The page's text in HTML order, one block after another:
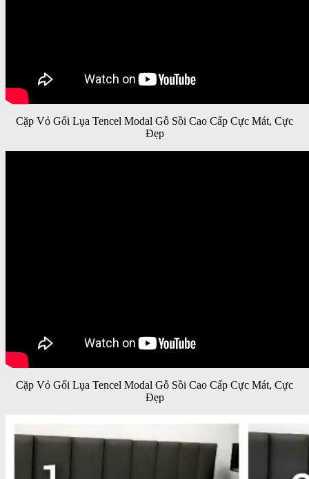
Cặp Vỏ Gối Lụa Tencel Modal Gỗ Sồi Cao Cấp Cực Mát, Cực
Đẹp
Cặp Vỏ Gối Lụa Tencel Modal Gỗ Sồi Cao Cấp Cực Mát, Cực
Đẹp